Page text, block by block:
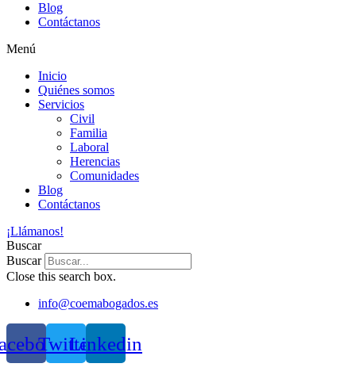
Blog
Contáctanos
Menú
Inicio
Quiénes somos
Servicios
Civil
Familia
Laboral
Herencias
Comunidades
Blog
Contáctanos
¡Llámanos!
Buscar
Buscar
Close this search box.
info@coemabogados.es
TwitterLinkedin